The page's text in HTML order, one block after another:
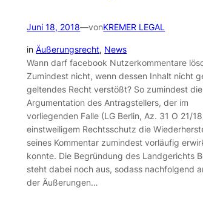
Juni 18, 2018—vonKREMER LEGAL
inÄußerungsrecht, News
Wann darf facebook Nutzerkommentare
Zumindest nicht, wenn dessen Inhalt nicht
geltendes Recht verstößt? So zumindest die
Argumentation des Antragstellers, der im
vorliegenden Falle (LG Berlin, Az. 31 O 21/
einstweiligem Rechtsschutz die
seines Kommentar zumindest vorläufig
konnte. Die Begründung des Landgerichts
steht dabei noch aus, sodass nachfolgend
der Äußerungen…